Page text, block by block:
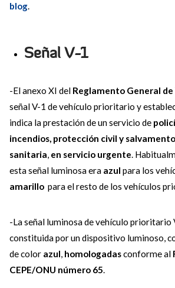
blog.
Señal V-1
-El anexo XI del Reglamento General de
señal V-1 de vehículo prioritario y
indica la prestación de un servicio de
incendios, protección civil y
sanitaria, en servicio urgente.
esta señal luminosa eraazul para los
amarillopara el resto de los vehículos
-La señal luminosa de vehículo prioritario
constituida por un dispositivo luminoso,
de color azul, homologadasconforme al
CEPE/ONU número 65.